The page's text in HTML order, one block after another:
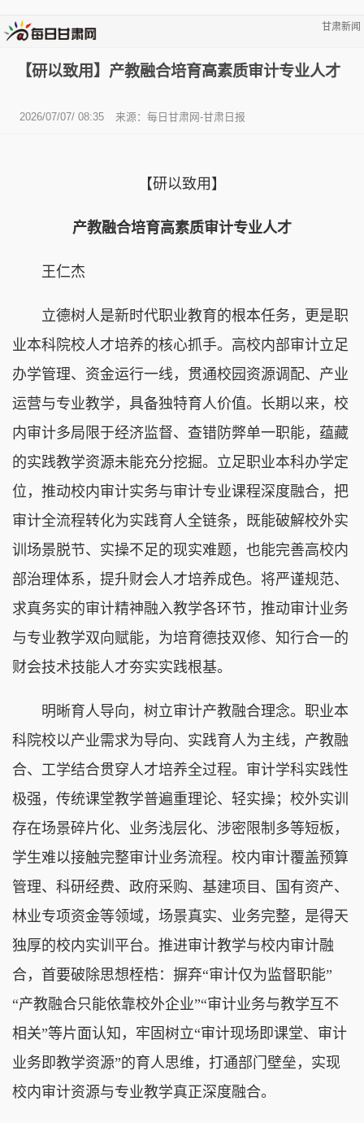
甘肃新闻
【研以致用】产教融合培育高素质审计专业人才
2026/07/07/ 08:35 来源：每日甘肃网-甘肃日报
【研以致用】
产教融合培育高素质审计专业人才
王仁杰
立德树人是新时代职业教育的根本任务，更是职
业本科院校人才培养的核心抓手。高校内部审计立足
办学管理、资金运行一线，贯通校园资源调配、产业
运营与专业教学，具备独特育人价值。长期以来，校
内审计多局限于经济监督、查错防弊单一职能，蕴藏
的实践教学资源未能充分挖掘。立足职业本科办学定
位，推动校内审计实务与审计专业课程深度融合，把
审计全流程转化为实践育人全链条，既能破解校外实
训场景脱节、实操不足的现实难题，也能完善高校内
部治理体系，提升财会人才培养成色。将严谨规范、
求真务实的审计精神融入教学各环节，推动审计业务
与专业教学双向赋能，为培育德技双修、知行合一的
财会技术技能人才夯实实践根基。
明晰育人导向，树立审计产教融合理念。职业本
科院校以产业需求为导向、实践育人为主线，产教融
合、工学结合贯穿人才培养全过程。审计学科实践性
极强，传统课堂教学普遍重理论、轻实操；校外实训
存在场景碎片化、业务浅层化、涉密限制多等短板，
学生难以接触完整审计业务流程。校内审计覆盖预算
管理、科研经费、政府采购、基建项目、国有资产、
林业专项资金等领域，场景真实、业务完整，是得天
独厚的校内实训平台。推进审计教学与校内审计融
合，首要破除思想桎梏：摒弃“审计仅为监督职能”
“产教融合只能依靠校外企业”“审计业务与教学互不
相关”等片面认知，牢固树立“审计现场即课堂、审计
业务即教学资源”的育人思维，打通部门壁垒，实现
校内审计资源与专业教学真正深度融合。